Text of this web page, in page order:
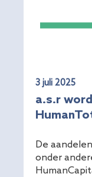
3 juli 2025
a.s.r
De
onder